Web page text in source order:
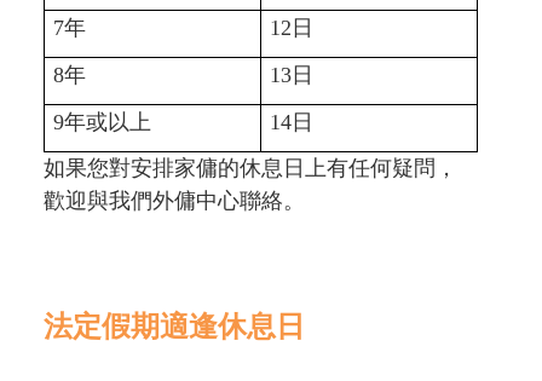
7年 12日
8年 13日
9年或以上 14日
如果您對安排家傭的休息日上有任何疑問，
歡迎與我們外傭中心聯絡。
法定假期適逢休息日